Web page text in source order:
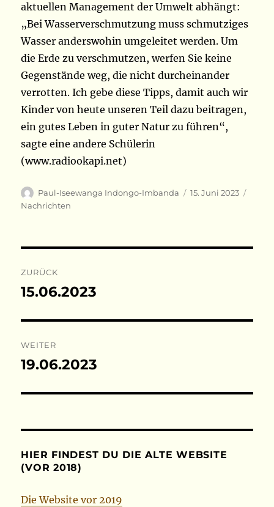
aktuellen Management der Umwelt abhängt:
„Bei Wasserverschmutzung muss schmutziges
Wasser anderswohin umgeleitet werden. Um
die Erde zu verschmutzen, werfen Sie keine
Gegenstände weg, die nicht durcheinander
verrotten. Ich gebe diese Tipps, damit auch wir
Kinder von heute unseren Teil dazu beitragen,
ein gutes Leben in guter Natur zu führen“,
sagte eine andere Schülerin
(www.radiookapi.net)
Autor
Paul-Iseewanga Indongo-Imbanda
Veröffentlicht
15. Juni 2023
Nachrichten
ZURÜCK
Vorheriger
15.06.2023
WEITER
Nächster
19.06.2023
HIER FINDEST DU DIE ALTE WEBSITE
(VOR 2018)
Die Website vor 2019